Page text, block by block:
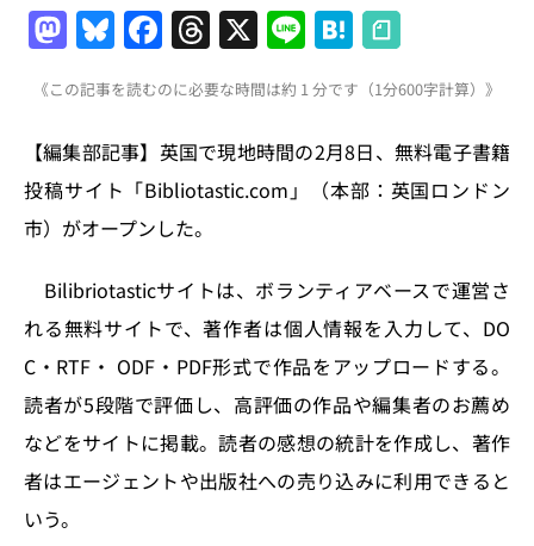
M
a
st
o
d
o
Bl
u
e
s
k
y
F
a
c
e
b
o
k
T
h
re
a
d
X Li
n
e
H
at
e
n
a
《この記事を読むのに必要な時間は約 1 分です（1分600字計算）》
【編集部記事】英国で現地時間の2月8日、無料電子書籍
投稿サイト「Bibliotastic.com」（本部：英国ロンドン
市）がオープンした。
Bilibriotasticサイトは、ボランティアベースで運営さ
れる無料サイトで、著作者は個人情報を入力して、DO
C・RTF・ ODF・PDF形式で作品をアップロードする。
読者が5段階で評価し、高評価の作品や編集者のお薦め
などをサイトに掲載。読者の感想の統計を作成し、著作
者はエージェントや出版社への売り込みに利用できると
いう。